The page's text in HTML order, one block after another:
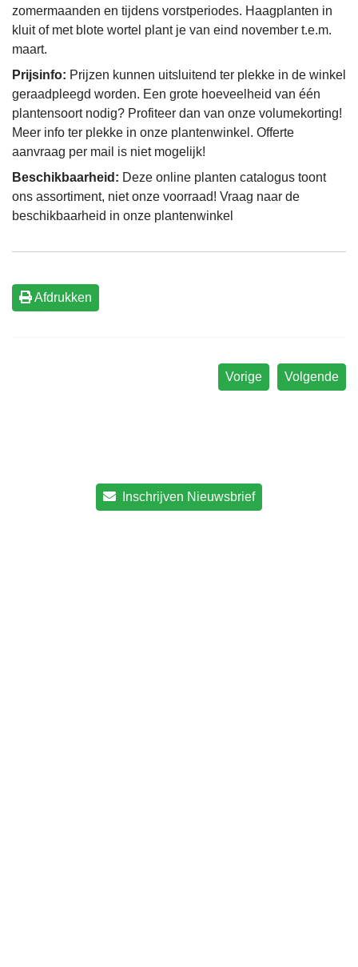
zomermaanden en tijdens vorstperiodes. Haagplanten in
kluit of met blote wortel plant je van eind november t.e.m.
maart.
Prijsinfo: Prijzen kunnen uitsluitend ter plekke in de winkel
geraadpleegd worden. Een grote hoeveelheid van één
plantensoort nodig? Profiteer dan van onze volumekorting!
Meer info ter plekke in onze plantenwinkel. Offerte
aanvraag per mail is niet mogelijk!
Beschikbaarheid: Deze online planten catalogus toont
ons assortiment, niet onze voorraad! Vraag naar de
beschikbaarheid in onze plantenwinkel
Afdrukken
Volgende
Vorige
Inschrijven Nieuwsbrief